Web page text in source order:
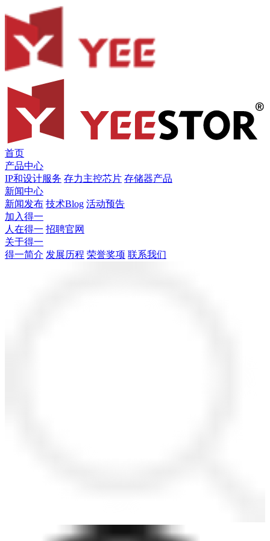
首页
产品中心
IP和设计服务 存力主控芯片 存储器产品
新闻中心
新闻发布 技术Blog 活动预告
加入得一
人在得一 招聘官网
关于得一
得一简介 发展历程 荣誉奖项 联系我们